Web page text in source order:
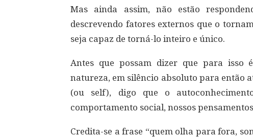
Mas ainda assim, não estão
descrevendo fatores externos que o
seja capaz de torná-lo inteiro e único.
Antes que possam dizer que para isso
natureza, em silêncio absoluto para então
(ou self), digo que o
comportamento social, nossos
Credita-se a frase “quem olha para fora,